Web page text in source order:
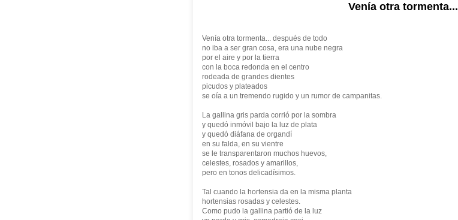
Venía otra tormenta...
Venía otra tormenta... después de todo
no iba a ser gran cosa, era una nube negra
por el aire y por la tierra
con la boca redonda en el centro
rodeada de grandes dientes
picudos y plateados
se oía a un tremendo rugido y un rumor de campanitas.
La gallina gris parda corrió por la sombra
y quedó inmóvil bajo la luz de plata
y quedó diáfana de organdí
en su falda, en su vientre
se le transparentaron muchos huevos,
celestes, rosados y amarillos,
pero en tonos delicadísimos.
Tal cuando la hortensia da en la misma planta
hortensias rosadas y celestes.
Como pudo la gallina partió de la luz